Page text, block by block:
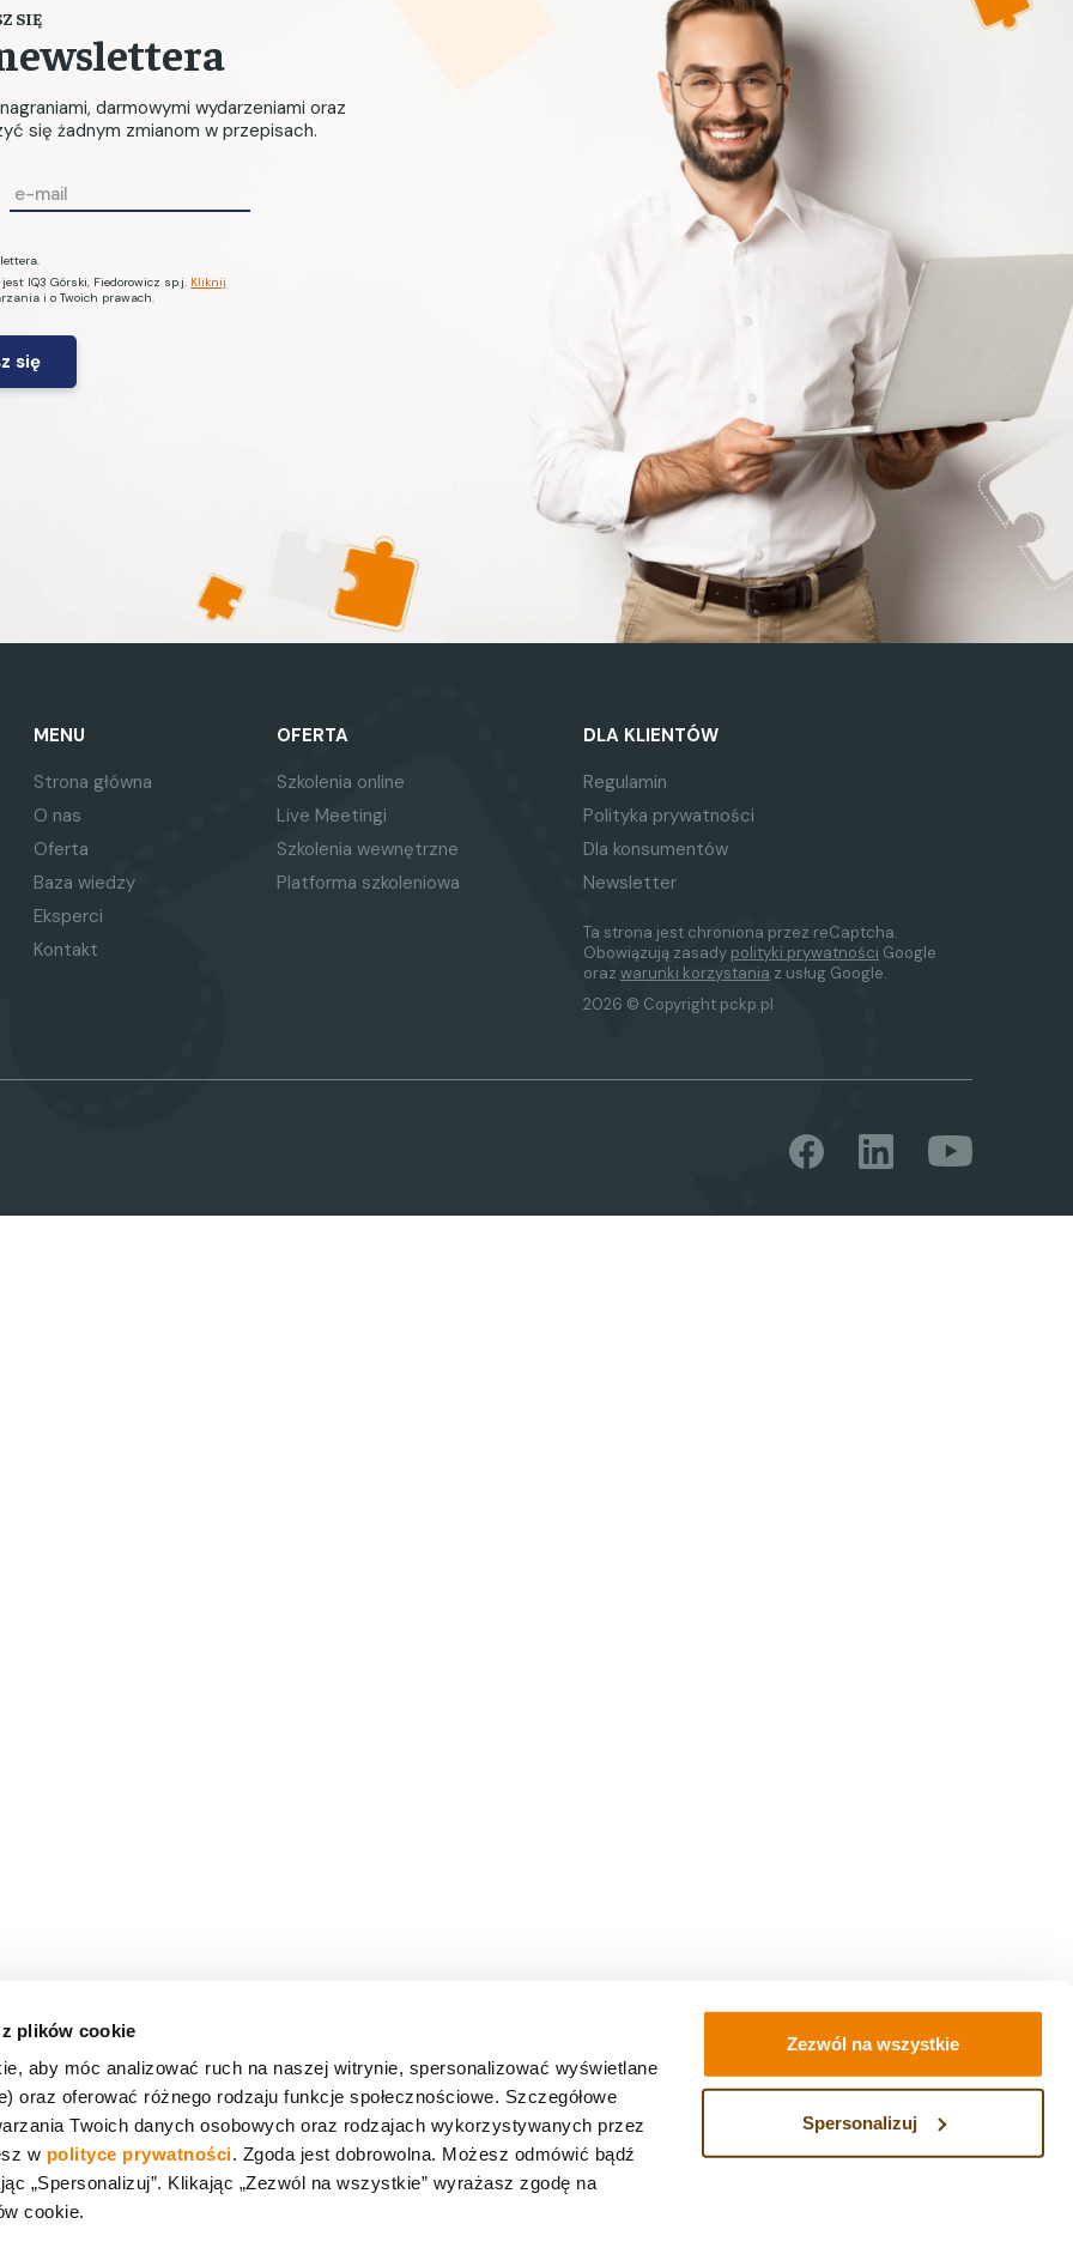
plików cookie
aby móc analizować ruch na naszej witrynie, spersonalizować wyświetlane
oraz oferować różnego rodzaju funkcje społecznościowe. Szczegółowe
Twoich danych osobowych oraz rodzajach wykorzystywanych przez
w polityce prywatności. Zgoda jest dobrowolna. Możesz odmówić bądź
„Spersonalizuj”. Klikając „Zezwól na wszystkie” wyrażasz zgodę na
cookie.
Zezwól na wszystkie
Spersonalizuj
SIĘ
darmowymi wydarzeniami oraz
się żadnym zmianom w przepisach.
E
m
i
l
*
IQ3 Górski, Fiedorowicz sp.j. Kliknij
i o Twoich prawach.
MENU
Strona główna
O nas
Oferta
Baza wiedzy
Eksperci
Kontakt
OFERTA
Szkolenia online
Live Meetingi
Szkolenia wewnętrzne
Platforma szkoleniowa
DLA KLIENTÓW
Regulamin
Polityka prywatności
Dla konsumentów
Newsletter
Ta strona jest chroniona przez reCaptcha.
Obowiązują zasady polityki prywatności Google
oraz warunki korzystania z usług Google.
2026 © Copyright pckp.pl